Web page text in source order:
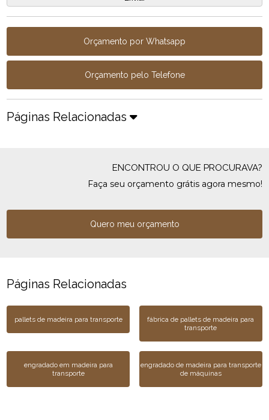
Orçamento por Whatsapp
Orçamento pelo Telefone
Páginas Relacionadas
ENCONTROU O QUE PROCURAVA?
Faça seu orçamento grátis agora mesmo!
Quero meu orçamento
Páginas Relacionadas
pallets de madeira para transporte
fábrica de pallets de madeira para
transporte
engradado em madeira para
transporte
engradado de madeira para transporte
de máquinas